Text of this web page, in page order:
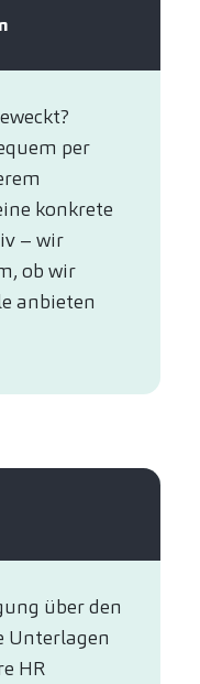
per
konkrete
– wir
ob wir
anbieten
über den
Unterlagen
HR